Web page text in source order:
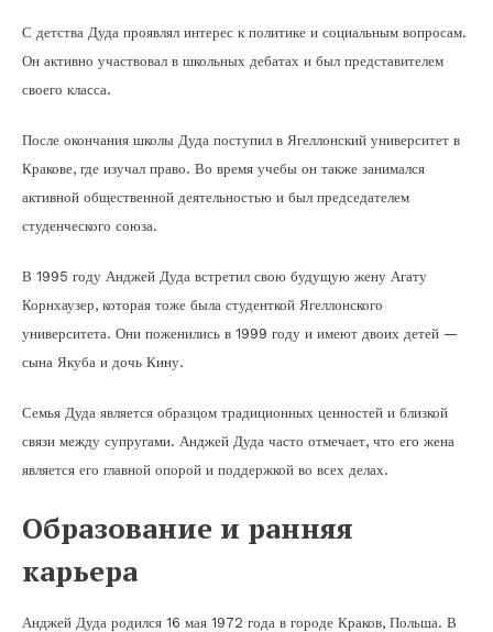
С детства Дуда проявлял интерес к политике и социальным вопросам.
Он активно участвовал в школьных дебатах и был представителем
своего класса.
После окончания школы Дуда поступил в Ягеллонский университет в
Кракове, где изучал право. Во время учебы он также занимался
активной общественной деятельностью и был председателем
студенческого союза.
В 1995 году Анджей Дуда встретил свою будущую жену Агату
Корнхаузер, которая тоже была студенткой Ягеллонского
университета. Они поженились в 1999 году и имеют двоих детей —
сына Якуба и дочь Кину.
Семья Дуда является образцом традиционных ценностей и близкой
связи между супругами. Анджей Дуда часто отмечает, что его жена
является его главной опорой и поддержкой во всех делах.
Образование и ранняя
карьера
Анджей Дуда родился 16 мая 1972 года в городе Краков, Польша. В